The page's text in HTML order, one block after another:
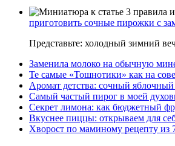
приготовить сочные пирожки с
Представьте: холодный зимний
Заменила молоко на обычную
Те самые «Тошнотики» как на
Аромат детства: сочный
Самый частый пирог в моей
Секрет лимона: как бюджетный
Вкуснее пиццы: открываем для
Хворост по маминому рецепту